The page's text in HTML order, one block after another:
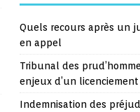
Quels recours après un
en appel
Tribunal des
enjeux d’un licenciement
Indemnisation des